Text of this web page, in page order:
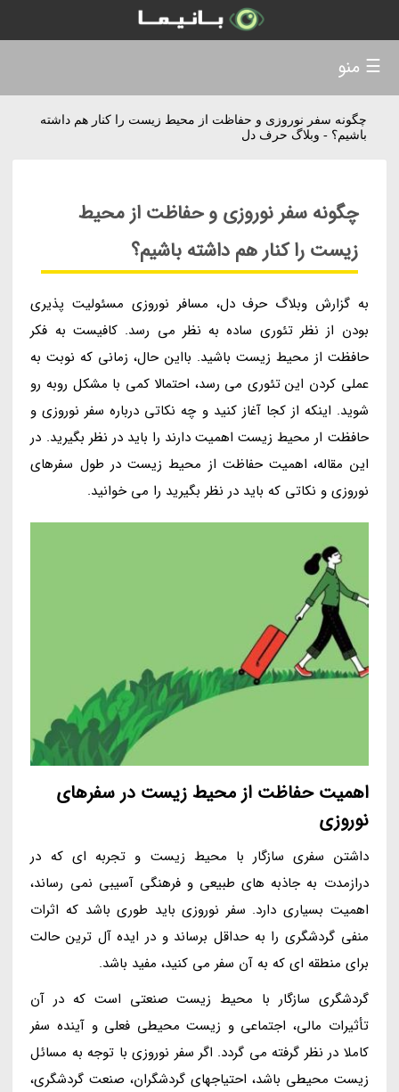
چگونه سفر نوروزی و حفاظت از محیط زیست را کنار هم داشته
باشیم؟ - وبلاگ حرف دل
چگونه سفر نوروزی و حفاظت از محیط
زیست را کنار هم داشته باشیم؟
به گزارش وبلاگ حرف دل، مسافر نوروزی مسئولیت پذیری
بودن از نظر تئوری ساده به نظر می رسد. کافیست به فکر
حافظت از محیط زیست باشید. بااین حال، زمانی که نوبت به
عملی کردن این تئوری می رسد، احتمالا کمی با مشکل روبه رو
شوید. اینکه از کجا آغاز کنید و چه نکاتی درباره سفر نوروزی و
حافظت ار محیط زیست اهمیت دارند را باید در نظر بگیرید. در
این مقاله، اهمیت حفاظت از محیط زیست در طول سفرهای
نوروزی و نکاتی که باید در نظر بگیرید را می خوانید.
اهمیت حفاظت از محیط زیست در سفرهای
نوروزی
داشتن سفری سازگار با محیط زیست و تجربه ای که در
درازمدت به جاذبه های طبیعی و فرهنگی آسیبی نمی رساند،
اهمیت بسیاری دارد. سفر نوروزی باید طوری باشد که اثرات
منفی گردشگری را به حداقل برساند و در ایده آل ترین حالت
برای منطقه ای که به آن سفر می کنید، مفید باشد.
گردشگری سازگار با محیط زیست صنعتی است که در آن
تأثیرات مالی، اجتماعی و زیست محیطی فعلی و آینده سفر
کاملا در نظر گرفته می گردد. اگر سفر نوروزی با توجه به مسائل
زیست محیطی باشد، احتیاجهای گردشگران، صنعت گردشگری،
☰ منو